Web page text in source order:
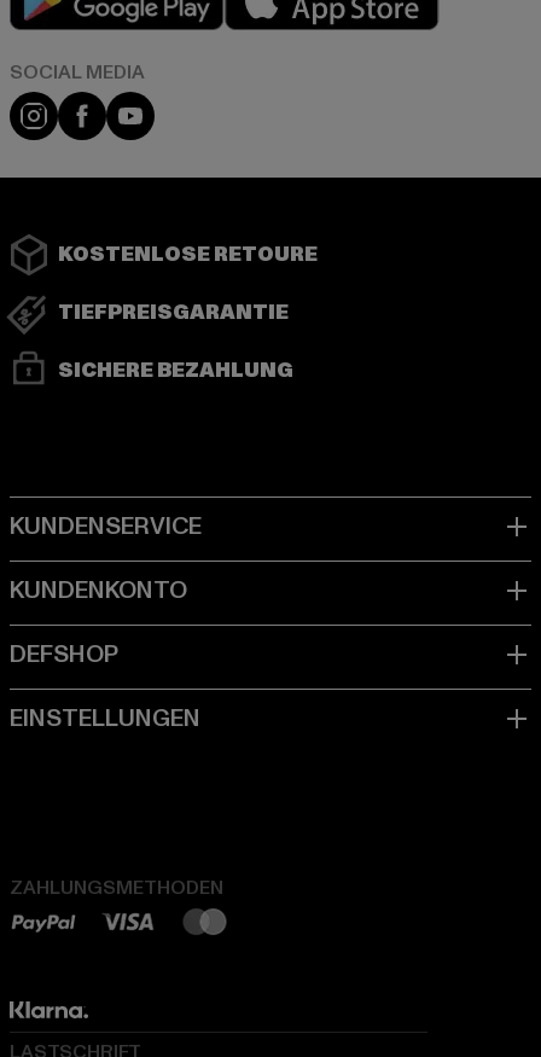
Instagram
FacebookYouTube
KOSTENLOSE RETOURE
TIEFPREISGARANTIE
SICHERE BEZAHLUNG
ZAHLUNGSMETHODEN